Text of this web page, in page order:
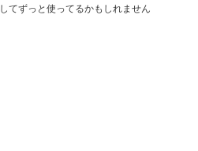
てずっと使ってるかもしれません